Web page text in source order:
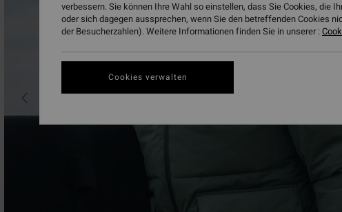
verbessern. Sie können Ihre Wahl so einstellen, dass Sie Cookies, die
oder sich dagegen aussprechen, wenn Sie den betreffenden Cookies
der Besucherzahlen). Weitere Informationen finden Sie in unserer :
Cookies verwalten